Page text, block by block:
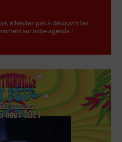
n'hésitez pas à découvrir les
sur notre agenda !